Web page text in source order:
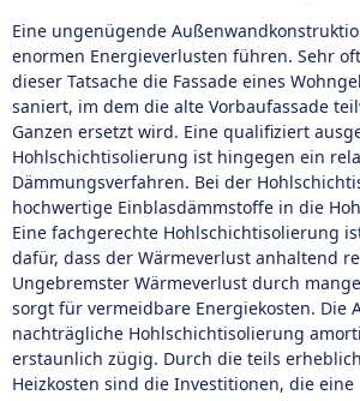
Eine ungenügende
enormen Energieverlusten führen. Sehr
dieser Tatsache die Fassade eines
saniert, im dem die alte Vorbaufassade
Ganzen ersetzt wird. Eine qualifiziert
Hohlschichtisolierung ist hingegen ein
Dämmungsverfahren. Bei der
hochwertige Einblasdämmstoffe in die
Eine fachgerechte Hohlschichtisolierung
dafür, dass der Wärmeverlust anhaltend
Ungebremster Wärmeverlust durch
sorgt für vermeidbare Energiekosten. Die
nachträgliche Hohlschichtisolierung
erstaunlich zügig. Durch die teils
Heizkosten sind die Investitionen, die eine